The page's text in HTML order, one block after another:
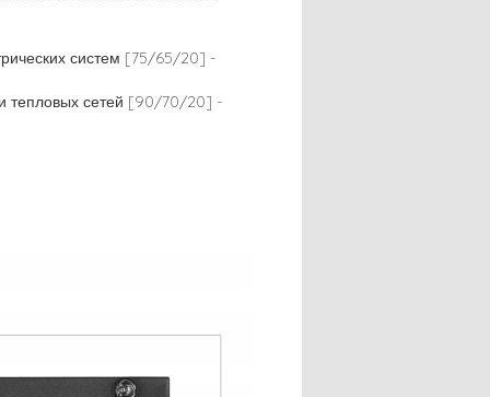
систем [75/65/20] -
и тепловых сетей [90/70/20] -